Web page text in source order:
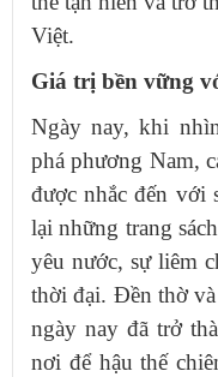
Việt.
Giá trị bền vững
Ngày nay, khi
phá phương Nam,
được nhắc đến với
lại những trang
yêu nước, sự liêm
thời đại. Đền thờ
ngày nay đã trở
nơi để hậu thế